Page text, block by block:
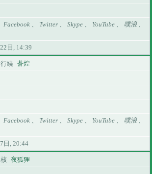
、 Twitter 、 Skype 、 YouTube 、 噗浪 、
日, 14:39
繞 蒼煌
、 Twitter 、 Skype 、 YouTube 、 噗浪 、
日, 20:44
夜狐狸